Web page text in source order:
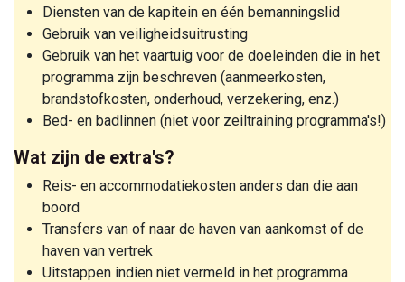
Diensten van de kapitein en één bemanningslid
Gebruik van veiligheidsuitrusting
Gebruik van het vaartuig voor de doeleinden die in het
programma zijn beschreven (aanmeerkosten,
brandstofkosten, onderhoud, verzekering, enz.)
Bed- en badlinnen (niet voor zeiltraining programma's!)
Wat zijn de extra's?
Reis- en accommodatiekosten anders dan die aan
boord
Transfers van of naar de haven van aankomst of de
haven van vertrek
Uitstappen indien niet vermeld in het programma